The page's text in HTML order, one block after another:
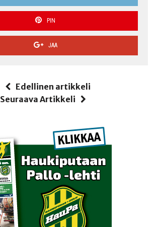
PIN
JAA
Edellinen artikkeli
Seuraava Artikkeli